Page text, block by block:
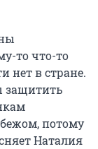
то что-то
нет в стране.
защитить
потому
Наталия